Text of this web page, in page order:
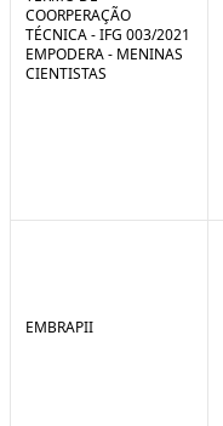
COORPERAÇÃO
TÉCNICA - IFG 003/2021
EMPODERA - MENINAS
CIENTISTAS
EMBRAPII